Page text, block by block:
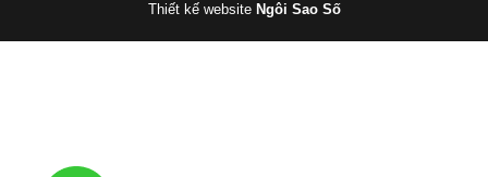
Thiết kế website Ngôi Sao Số